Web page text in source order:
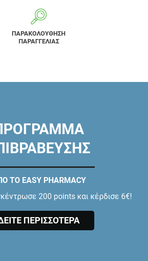
ΠΑΡΑΚΟΛΟΥΘΗΣΗ
ΠΑΡΑΓΓΕΛΙΑΣ
ΤΟ EASY PHARMACY
200 points και κέρδισε 6€!
ΠΕΡΙΣΣΟΤΕΡΑ